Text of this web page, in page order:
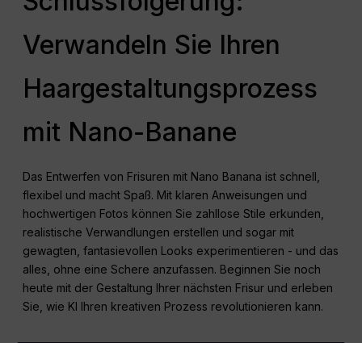
Verwandeln Sie Ihren
Haargestaltungsprozess
mit Nano-Banane
Das Entwerfen von Frisuren mit Nano Banana ist schnell,
flexibel und macht Spaß. Mit klaren Anweisungen und
hochwertigen Fotos können Sie zahllose Stile erkunden,
realistische Verwandlungen erstellen und sogar mit
gewagten, fantasievollen Looks experimentieren - und das
alles, ohne eine Schere anzufassen. Beginnen Sie noch
heute mit der Gestaltung Ihrer nächsten Frisur und erleben
Sie, wie KI Ihren kreativen Prozess revolutionieren kann.